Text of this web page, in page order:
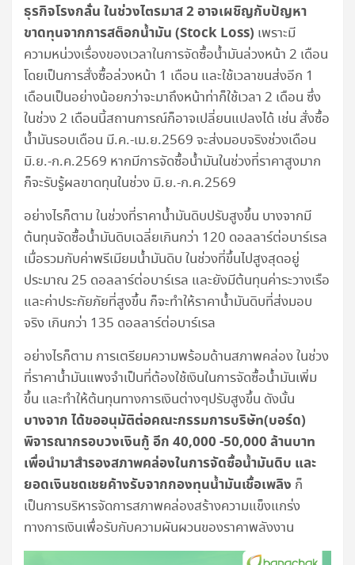
ธุรกิจโรงกลั่น ในช่วงไตรมาส 2 อาจเผชิญกับปัญหา
ขาดทุนจากการสต็อกน้ำมัน (Stock Loss) เพราะมี
ความหน่วงเรื่องของเวลาในการจัดซื้อน้ำมันล่วงหน้า 2 เดือน
โดยเป็นการสั่งซื้อล่วงหน้า 1 เดือน และใช้เวลาขนส่งอีก 1
เดือนเป็นอย่างน้อยกว่าจะมาถึงหน้าท่าก็ใช้เวลา 2 เดือน ซึ่ง
ในช่วง 2 เดือนนี้สถานการณ์ก็อาจเปลี่ยนแปลงได้ เช่น สั่งซื้อ
น้ำมันรอบเดือน มี.ค.-เม.ย.2569 จะส่งมอบจริงช่วงเดือน
มิ.ย.-ก.ค.2569 หากมีการจัดซื้อน้ำมันในช่วงที่ราคาสูงมาก
ก็จะรับรู้ผลขาดทุนในช่วง มิ.ย.-ก.ค.2569
อย่างไรก็ตาม ในช่วงที่ราคาน้ำมันดิบปรับสูงขึ้น บางจากมี
ต้นทุนจัดซื้อน้ำมันดิบเฉลี่ยเกินกว่า 120 ดอลลาร์ต่อบาร์เรล
เมื่อรวมกับค่าพรีเมียมน้ำมันดิบ ในช่วงที่ขึ้นไปสูงสุดอยู่
ประมาณ 25 ดอลลาร์ต่อบาร์เรล และยังมีต้นทุนค่าระวางเรือ
และค่าประกัยภัยที่สูงขึ้น ก็จะทำให้ราคาน้ำมันดิบที่ส่งมอบ
จริง เกินกว่า 135 ดอลลาร์ต่อบาร์เรล
อย่างไรก็ตาม การเตรียมความพร้อมด้านสภาพคล่อง ในช่วง
ที่ราคาน้ำมันแพงจำเป็นที่ต้องใช้เงินในการจัดซื้อน้ำมันเพิ่ม
ขึ้น และทำให้ต้นทุนทางการเงินต่างๆปรับสูงขึ้น ดังนั้น
บางจาก ได้ขออนุมัติต่อคณะกรรมการบริษัท(บอร์ด)
พิจารณากรอบวงเงินกู้ อีก 40,000 -50,000 ล้านบาท
เพื่อนำมาสำรองสภาพคล่องในการจัดซื้อน้ำมันดิบ และ
ยอดเงินชดเชยค้างรับจากกองทุนน้ำมันเชื้อเพลิง ก็
เป็นการบริหารจัดการสภาพคล่องสร้างความแข็งแกร่ง
ทางการเงินเพื่อรับกับความผันผวนของราคาพลังงาน